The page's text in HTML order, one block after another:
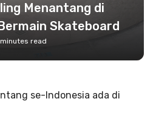
Menantang di
Skateboard
minutes read
se-Indonesia ada di